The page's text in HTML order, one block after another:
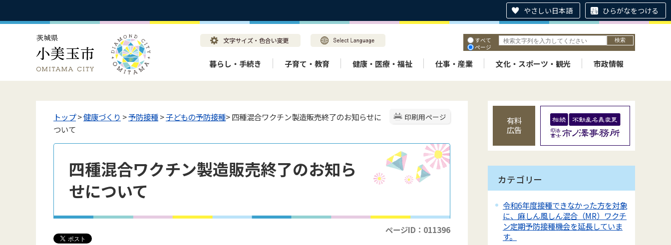
やさしい日本語 ひらがなをつける
すべて
ページ
暮らし・手続き 子育て・教育 健康・医療・福祉 仕事・産業 文化・スポーツ・観光 市政情報
印刷用ページ
トップ>健康づくり >予防接種>子どもの予防接種> 四種混合ワクチン製造販売終了のお知らせに
ついて
四種混合ワクチン製造販売終了のお知ら
せについて
ページID：011396
有料
広告
カテゴリー
令和6年度接種できなかった方を対象
に、麻しん風しん混合（MR）ワクチ
ン定期予防接種機会を延長していま
す。